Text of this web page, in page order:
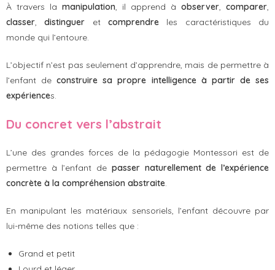
À travers la manipulation, il apprend à observer, comparer,
classer,distinguer etcomprendre les caractéristiques du
monde qui l’entoure.
L’objectif n’est pas seulement d’apprendre, mais de permettre à
l’enfant deconstruire sa propre intelligence à partir de ses
expériences.
Du concret vers l’abstrait
L’une des grandes forces de la pédagogie Montessori est de
permettre à l’enfant de passer naturellement de l’expérience
concrète à la compréhension abstraite.
En manipulant les matériaux sensoriels, l’enfant découvre par
lui-même des notions telles que :
Grand et petit